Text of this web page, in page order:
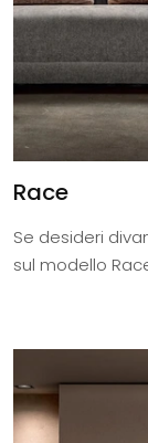
Race
Se desideri
sul modello